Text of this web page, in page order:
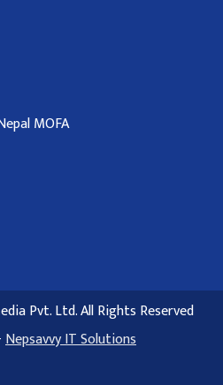
MOFA
Pvt. Ltd. All Rights Reserved
Nepsavvy IT Solutions